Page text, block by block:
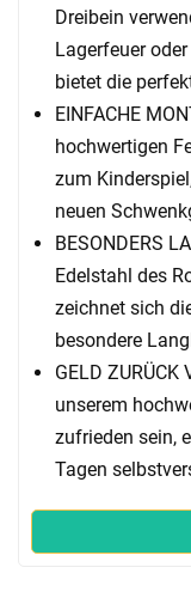
Dreibein
Lagerfeuer
bietet die
EINFACHE
hochwertigen
zum
neuen
BESONDERS
Edelstahl des
zeichnet sich
besondere
GELD ZURÜCK
unserem
zufrieden sein,
Tagen